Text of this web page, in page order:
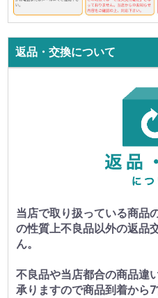
返品・交換について
当店で取り扱っている商品
の性質上不良品以外の返品
ん。
不良品や当店都合の商品違
承りますので商品到着から